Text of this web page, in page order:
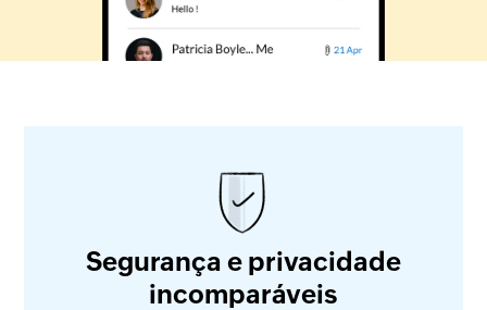
Segurança e privacidade
incomparáveis